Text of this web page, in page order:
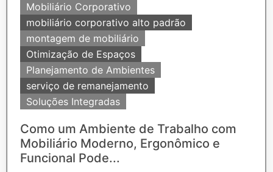
Mobiliário Corporativo
mobiliário corporativo alto padrão
montagem de mobiliário
Otimização de Espaços
Planejamento de Ambientes
serviço de remanejamento
Soluções Integradas
Como um Ambiente de Trabalho com
Mobiliário Moderno, Ergonômico e
Funcional Pode...